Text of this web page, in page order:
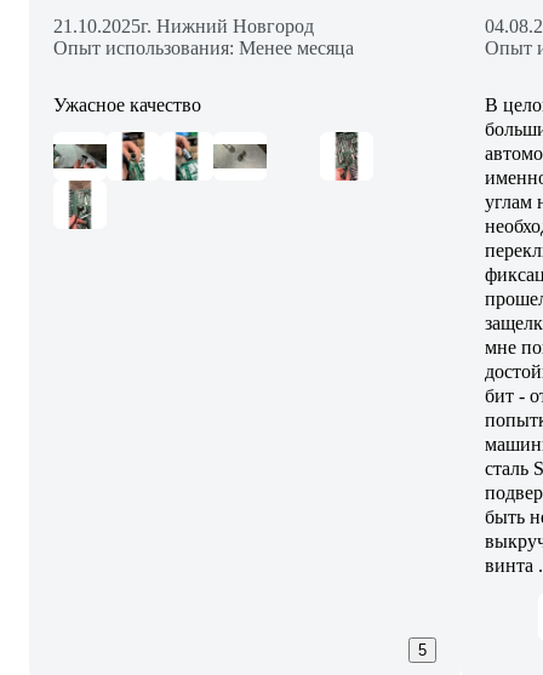
21.10.2025г. Нижний Новгород
Опыт использования: Менее месяца
Ужасное качество
5
Опыт
В
углам
мне
бит -
сталь
быть
винта .